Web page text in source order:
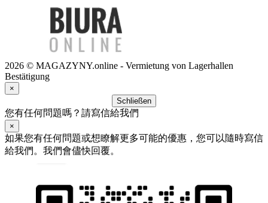
2026 © MAGAZYNY.online - Vermietung von Lagerhallen
Bestätigung
×
Schließen
您有任何問題嗎？請寫信給我們
×
如果您有任何問題或想瞭解更多可能的優惠，您可以隨時寫信
給我們。我們會儘快回覆。